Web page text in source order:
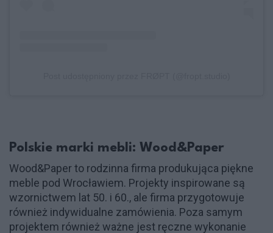
Polskie marki mebli: Wood&Paper
Wood&Paper to rodzinna firma produkująca piękne
meble pod Wrocławiem. Projekty inspirowane są
wzornictwem lat 50. i 60., ale firma przygotowuje
również indywidualne zamówienia. Poza samym
projektem również ważne jest ręczne wykonanie